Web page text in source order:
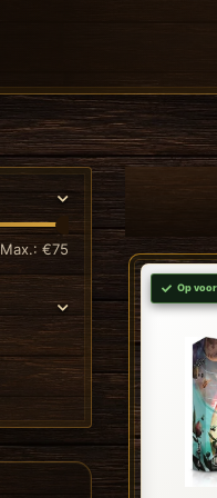
Max.: €75
Op